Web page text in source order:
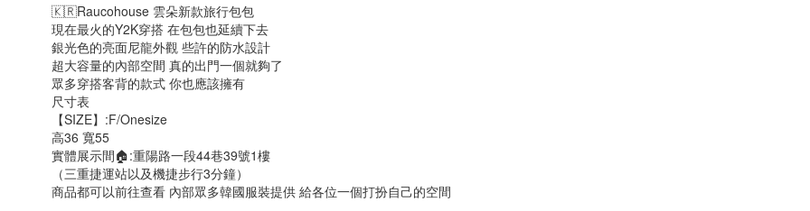
🇰🇷Raucohouse 雲朵新款旅行包包
現在最火的Y2K穿搭 在包包也延續下去
銀光色的亮面尼龍外觀 些許的防水設計
超大容量的內部空間 真的出門一個就夠了
眾多穿搭客背的款式 你也應該擁有
尺寸表
【SIZE】:F/Onesize
高36 寬55
實體展示間🏠:重陽路一段44巷39號1樓
（三重捷運站以及機捷步行3分鐘）
商品都可以前往查看 內部眾多韓國服裝提供 給各位一個打扮自己的空間